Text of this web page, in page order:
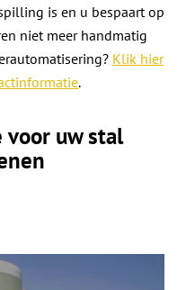
is en u bespaart op
niet meer handmatig
Klik hier
.
voor uw stal